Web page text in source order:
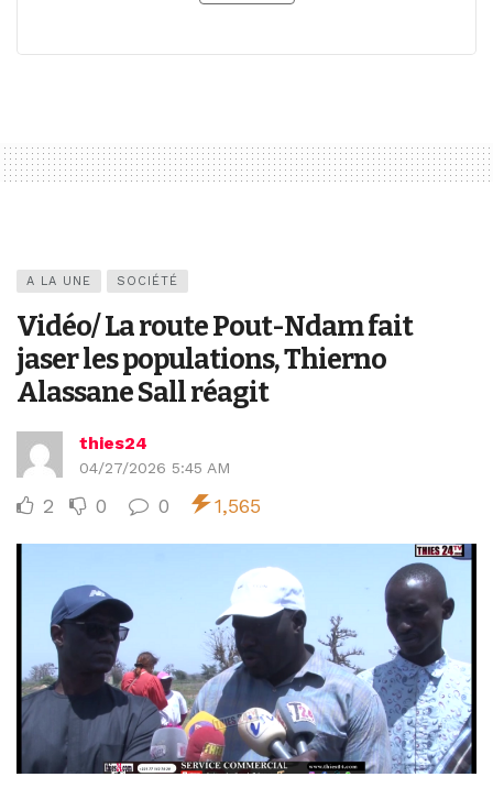
A LA UNE SOCIÉTÉ
Vidéo/ La route Pout-Ndam fait
jaser les populations, Thierno
Alassane Sall réagit
thies24
04/27/2026 5:45 AM
2 0 0 1,565